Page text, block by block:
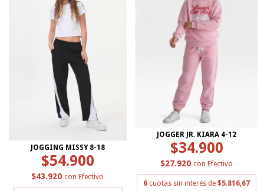
JOGGING MISSY 8-18
$54.900
$43.920 con Efectivo
JOGGER JR. KIARA 4-12
$34.900
$27.920 con Efectivo
6 cuotas sin interés de $5.816,67